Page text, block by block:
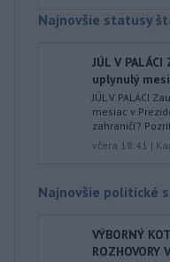
Najnovšie statusy
JÚL V
uplynulý
JÚL V PALÁCI
mesiac v
zahraničí?
včera 18:41 |
Najnovšie politické
VÝBORNÝ
ROZHOVORY